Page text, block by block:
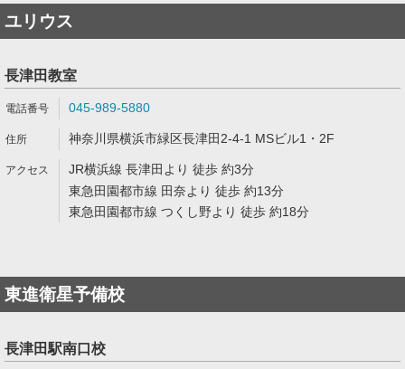
ユリウス
長津田教室
045-989-5880
神奈川県横浜市緑区長津田2-4-1 MSビル1・2F
JR横浜線 長津田より 徒歩 約3分
東急田園都市線 田奈より 徒歩 約13分
東急田園都市線 つくし野より 徒歩 約18分
東進衛星予備校
長津田駅南口校